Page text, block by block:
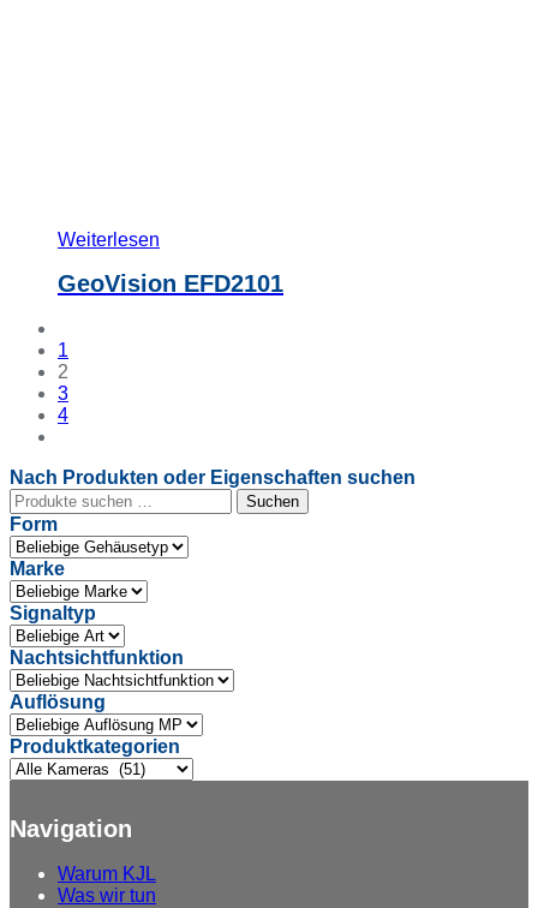
Weiterlesen
GeoVision EFD2101
1
2
3
4
Nach Produkten oder Eigenschaften suchen
Suchen
nach:
Suchen
Form
Marke
Signaltyp
Nachtsichtfunktion
Auflösung
Produktkategorien
Navigation
Warum KJL
Was wir tun